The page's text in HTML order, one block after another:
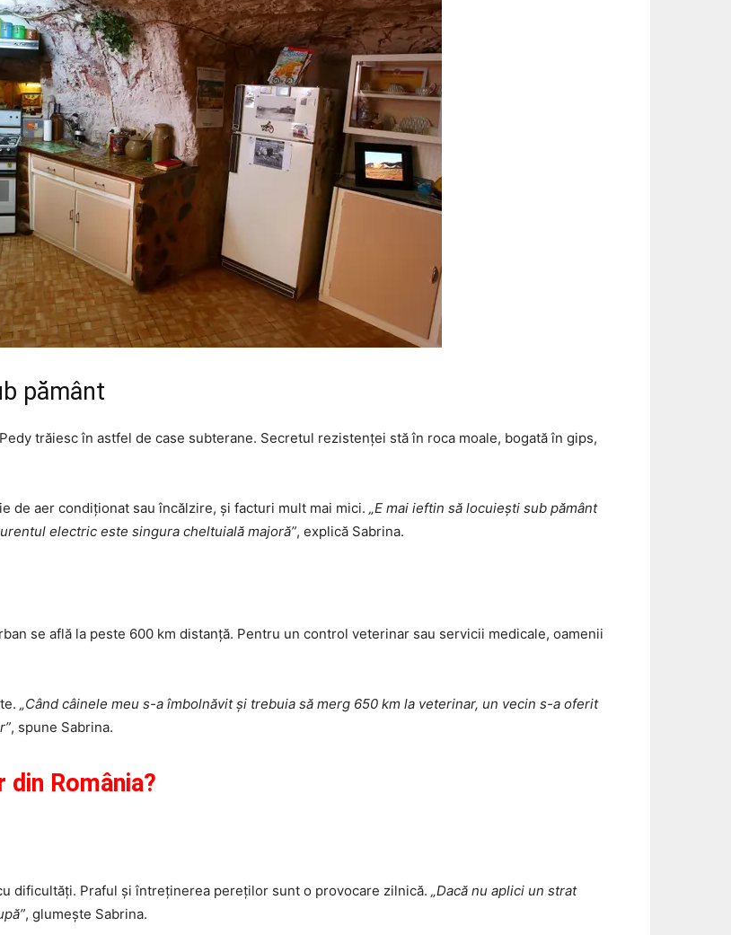
pământ
trăiesc în astfel de case subterane. Secretul rezistenței stă în roca moale, bogată în gips,
de aer condiționat sau încălzire, și facturi mult mai mici. „E mai ieftin să locuiești sub pământ
electric este singura cheltuială majoră”, explică Sabrina.
se află la peste 600 km distanță. Pentru un control veterinar sau servicii medicale, oamenii
„Când câinele meu s-a îmbolnăvit și trebuia să merg 650 km la veterinar, un vecin s-a oferit
, spune Sabrina.
din România?
dificultăți. Praful și întreținerea pereților sunt o provocare zilnică. „Dacă nu aplici un strat
, glumește Sabrina.